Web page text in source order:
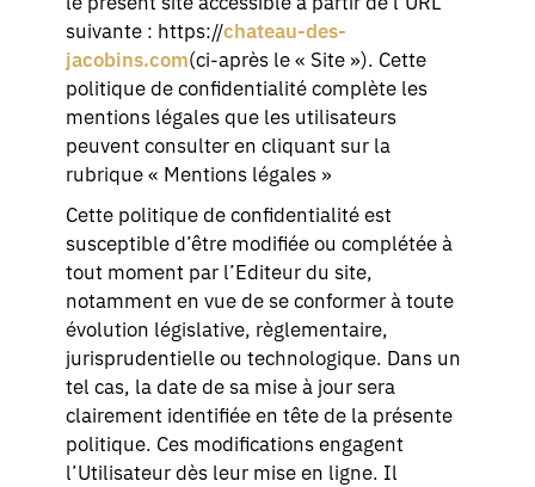
suivante : https://chateau-des-
jacobins.com(ci-après le « Site »). Cette
politique de confidentialité complète les
mentions légales que les utilisateurs
peuvent consulter en cliquant sur la
rubrique « Mentions légales »
Cette politique de confidentialité est
susceptible d’être modifiée ou complétée à
tout moment par l’Editeur du site,
notamment en vue de se conformer à toute
évolution législative, règlementaire,
jurisprudentielle ou technologique. Dans un
tel cas, la date de sa mise à jour sera
clairement identifiée en tête de la présente
politique. Ces modifications engagent
l’Utilisateur dès leur mise en ligne. Il